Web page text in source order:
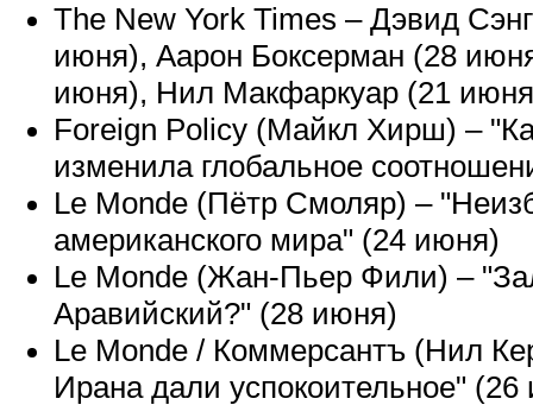
The New York Times – Дэвид
июня), Аарон Боксерман (28
июня), Нил Макфаркуар (21
Foreign Policy (Майкл Хирш) –
изменила глобальное
Le Monde (Пётр Смоляр) –
американского мира" (24 июня)
Le Monde (Жан-Пьер Фили) –
Аравийский?" (28 июня)
Le Monde / Коммерсантъ (Нил
Ирана дали успокоительное"